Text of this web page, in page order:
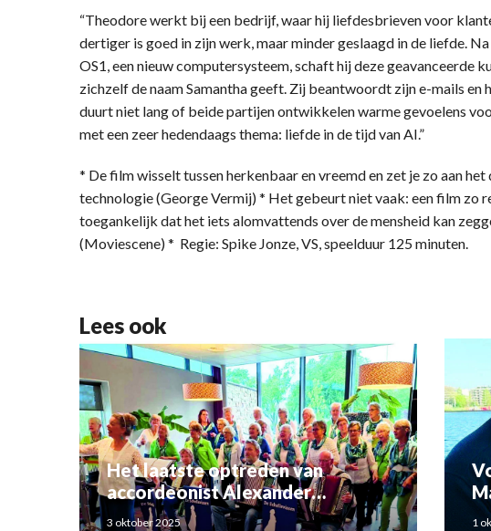
“Theodore werkt bij een bedrijf, waar hij liefdesbrieven voor
dertiger is goed in zijn werk, maar minder geslaagd in de liefde.
OS1, een nieuw computersysteem, schaft hij deze geavanceerde
zichzelf de naam Samantha geeft. Zij beantwoordt zijn e-mails en
duurt niet lang of beide partijen ontwikkelen warme gevoelens
met een zeer hedendaags thema: liefde in de tijd van AI.”
* De film wisselt tussen herkenbaar en vreemd en zet je zo aan
technologie (George Vermij) * Het gebeurt niet vaak: een film zo
toegankelijk dat het iets alomvattends over de mensheid kan
(Moviescene) * Regie: Spike Jonze, VS, speelduur 125 minuten.
Lees ook
Het laatste optreden van
accordeonist Alexander
Schoemaker
3 oktober 2025 1